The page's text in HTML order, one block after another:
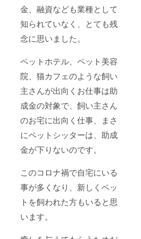
金、融資なども業種として
知られていなく、とても残
念に思いました。
ペットホテル、ペット美容
院、猫カフェのような飼い
主さんが出向くお仕事は助
成金の対象で、飼い主さん
のお宅に出向く仕事、まさ
にペットシッターは、助成
金が下りないのです。
このコロナ禍で自宅にいる
事が多くなり、新しくペッ
トを飼われた方もいると思
います。